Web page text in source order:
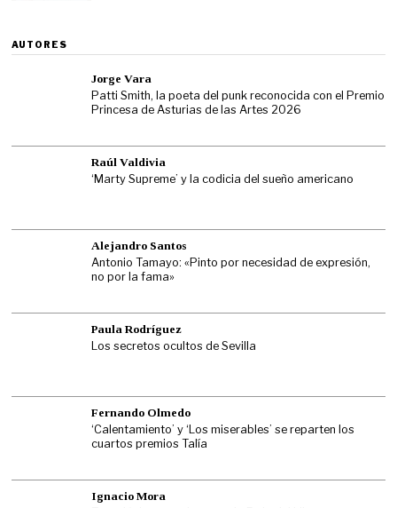
AUTORES
Jorge Vara
Patti Smith, la poeta del punk reconocida con el Premio
Princesa de Asturias de las Artes 2026
Raúl Valdivia
‘Marty Supreme’ y la codicia del sueño americano
Alejandro Santos
Antonio Tamayo: «Pinto por necesidad de expresión,
no por la fama»
Paula Rodríguez
Los secretos ocultos de Sevilla
Fernando Olmedo
‘Calentamiento’ y ‘Los miserables’ se reparten los
cuartos premios Talía
Ignacio Mora